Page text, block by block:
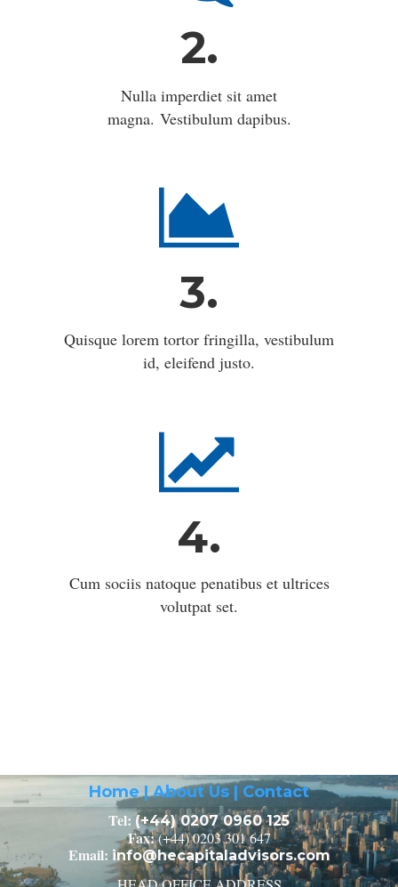
Tel: (+44) 0207 0960 125
Fax:(+44) 0203 301 647
Email: info@hecapitaladvisors.com
Home|About Us | Contact
2.
Nulla imperdiet sit amet
magna. Vestibulum dapibus.
3.
Quisque lorem tortor fringilla, vestibulum
id, eleifend justo.
4.
Cum sociis natoque penatibus et ultrices
volutpat set.